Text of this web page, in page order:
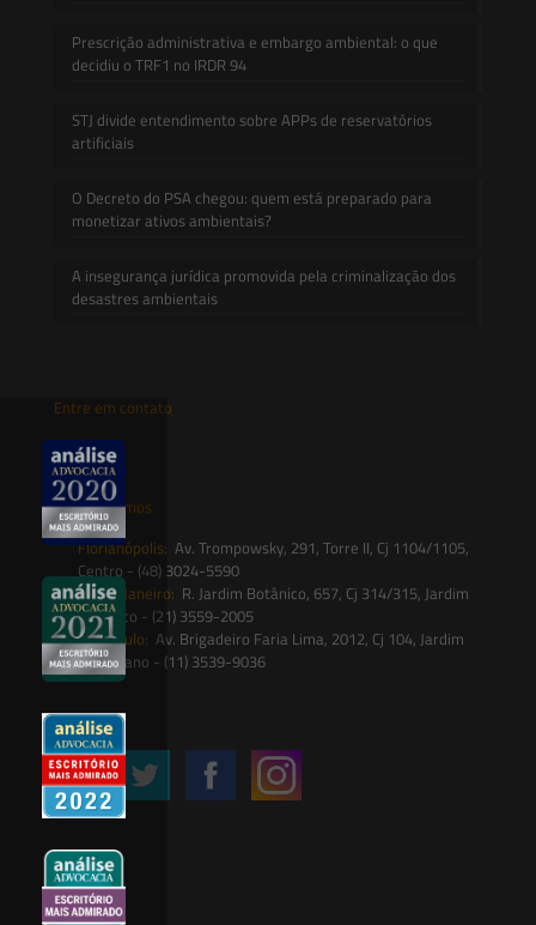
Prescrição administrativa e embargo ambiental: o que
decidiu o TRF1 no IRDR 94
STJ divide entendimento sobre APPs de reservatórios
artificiais
O Decreto do PSA chegou: quem está preparado para
monetizar ativos ambientais?
A insegurança jurídica promovida pela criminalização dos
desastres ambientais
Entre em contato
contato@saesadvogados.com.br
Onde estamos
Florianópolis: Av. Trompowsky, 291, Torre II, Cj 1104/1105,
Centro - (48) 3024-5590
Rio de Janeiro: R. Jardim Botânico, 657, Cj 314/315, Jardim
Botânico - (21) 3559-2005
São Paulo: Av. Brigadeiro Faria Lima, 2012, Cj 104, Jardim
Paulistano - (11) 3539-9036
Siga-nos